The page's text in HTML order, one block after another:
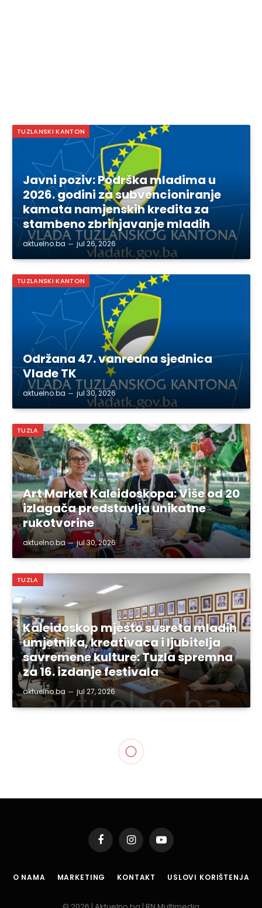
TUZLANSKI KANTON
Javni poziv: Podrška mladima u
2026. godini za subvencioniranje
kamata namjenskih kredita za
stambeno zbrinjavanje mladih
aktuelno.ba jul 26, 2026
TUZLANSKI KANTON
Održana 47. vanredna sjednica
Vlade TK
aktuelno.ba jul 30, 2026
TUZLA
Art Market Kaleidoskopa: Više od 20
izlagača predstavlja unikatne
rukotvorine
aktuelno.ba jul 30, 2026
TUZLA
Kaleidoskop mjesto susreta mladih
umjetnika, kreativaca i ljubitelja
savremene kulture: Tuzla spremna
za 16. izdanje festivala
aktuelno.ba jul 27, 2026
FacebookInstagramYouTube
O NAMA MARKETING KONTAKT USLOVI KORIŠTENJA